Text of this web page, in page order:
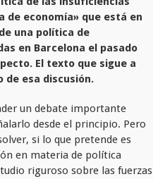
de economía» que está en
una política de
en Barcelona el pasado
El texto que sigue a
esa discusión.
un debate importante
desde el principio. Pero
si lo que pretende es
en materia de política
riguroso sobre las fuerzas